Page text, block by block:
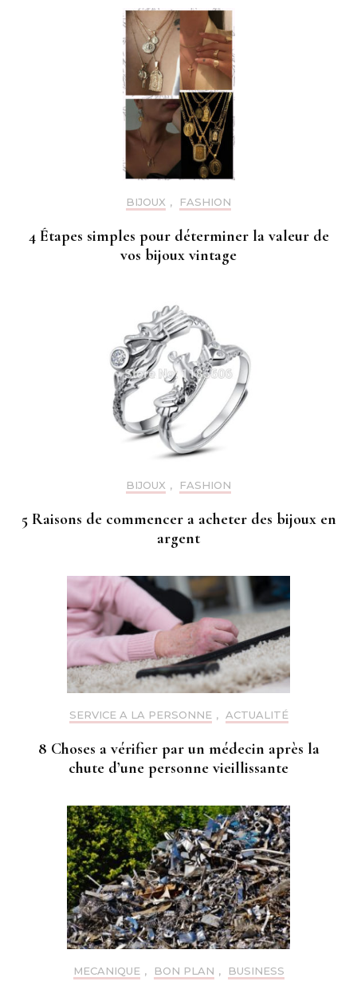
BIJOUX , FASHION
4 Étapes simples pour déterminer la valeur de
vos bijoux vintage
BIJOUX , FASHION
5 Raisons de commencer a acheter des bijoux en
argent
SERVICE A LA PERSONNE , ACTUALITÉ
8 Choses a vérifier par un médecin après la
chute d’une personne vieillissante
MECANIQUE , BON PLAN , BUSINESS